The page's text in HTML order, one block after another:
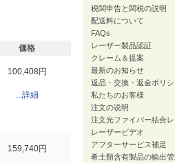
価格
100,408円
...詳細
159,740円
税関申告と関税の説明
配送料について
FAQs
レーザー製品認証
クレーム＆提案
最新のお知らせ
返品・交換・返金ポリシ
私たちのお客様
注文の说明
注文光ファイバー結合
レーザービデオ
アフターサービス補足
希土類含有製品の輸出